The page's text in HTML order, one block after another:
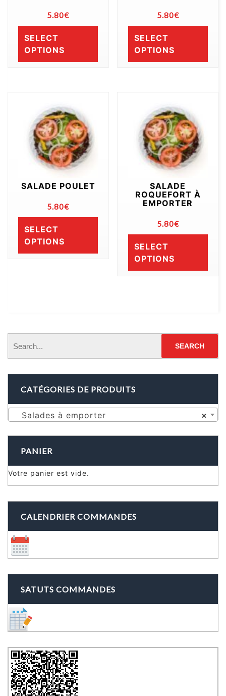
5.80€
SELECT
OPTIONS
5.80€
SELECT
OPTIONS
SALADE POULET
5.80€
SELECT
OPTIONS
SALADE
ROQUEFORT À
EMPORTER
5.80€
SELECT
OPTIONS
CATÉGORIES DE PRODUITS
×
Salades à emporter
PANIER
Votre panier est vide.
CALENDRIER COMMANDES
SATUTS COMMANDES